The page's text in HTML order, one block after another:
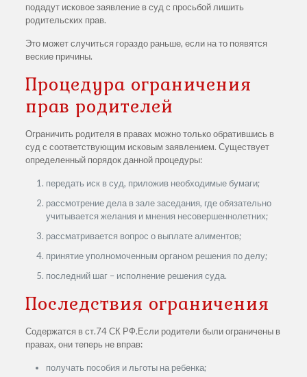
подадут исковое заявление в суд с просьбой лишить
родительских прав.
Это может случиться гораздо раньше, если на то появятся
веские причины.
Процедура ограничения
прав родителей
Ограничить родителя в правах можно только обратившись в
суд с соответствующим исковым заявлением. Существует
определенный порядок данной процедуры:
передать иск в суд, приложив необходимые бумаги;
рассмотрение дела в зале заседания, где обязательно
учитывается желания и мнения несовершеннолетних;
рассматривается вопрос о выплате алиментов;
принятие уполномоченным органом решения по делу;
последний шаг – исполнение решения суда.
Последствия ограничения
Содержатся в ст.74 СК РФ.Если родители были ограничены в
правах, они теперь не вправ:
получать пособия и льготы на ребенка;